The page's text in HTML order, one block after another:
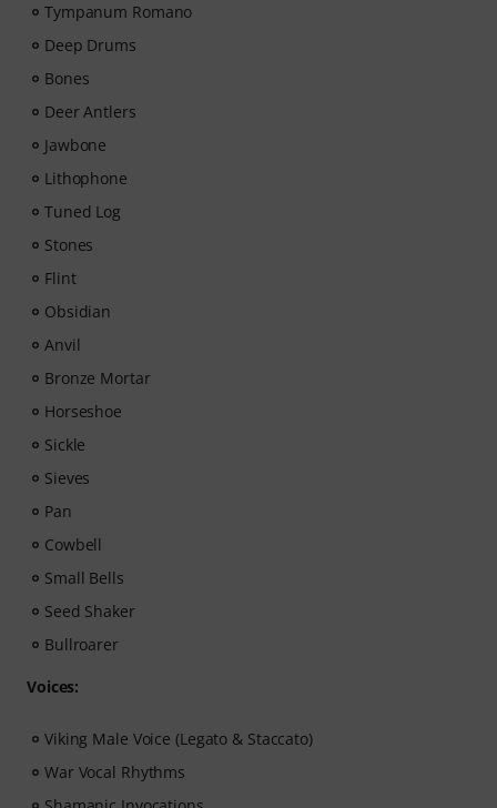
Tympanum Romano
Deep Drums
Bones
Deer Antlers
Jawbone
Lithophone
Tuned Log
Stones
Flint
Obsidian
Anvil
Bronze Mortar
Horseshoe
Sickle
Sieves
Pan
Cowbell
Small Bells
Seed Shaker
Bullroarer
Voices:
Viking Male Voice (Legato & Staccato)
War Vocal Rhythms